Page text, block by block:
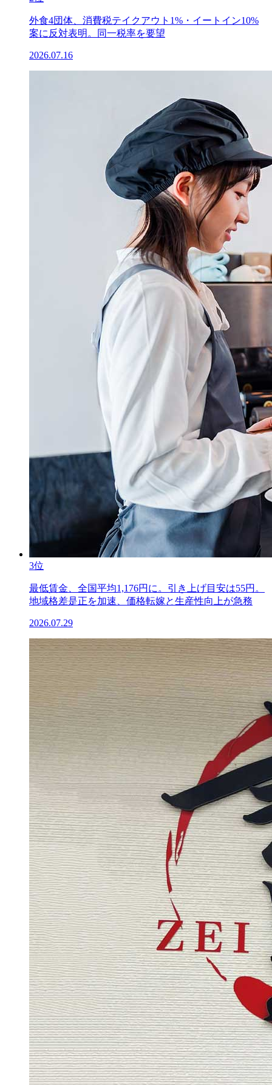
外食4団体、消費税テイクアウト1%・イートイン10%
案に反対表明。同一税率を要望
2026.07.16
3位
最低賃金、全国平均1,176円に。引き上げ目安は55円。
地域格差是正を加速、価格転嫁と生産性向上が急務
2026.07.29